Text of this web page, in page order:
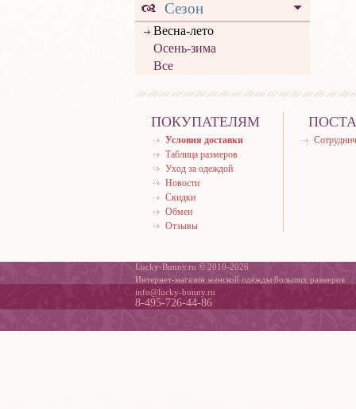
Сезон
Весна-лето
Осень-зима
Все
ПОКУПАТЕЛЯМ
Условия доставки
Таблица размеров
Уход за одеждой
Новости
Скидки
Обмен
Отзывы
Lucky-Bunny.ru © 2010-2026
Интернет-магазин женской одежды больших размеров
info@lucky-bunny.ru
8-495-726-44-86